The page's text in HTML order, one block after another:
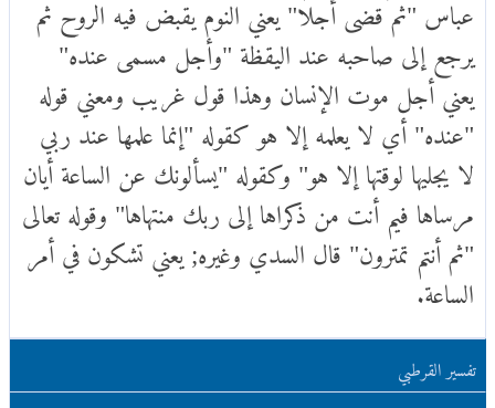
يرجع إلى صاحبه عند اليقظة "وأجل مسمى عنده"
يعني أجل موت الإنسان وهذا قول غريب ومعني قوله
"عنده" أي لا يعلمه إلا هو كقوله "إنما علمها عند ربي
لا يجليها لوقتها إلا هو" وكقوله "يسألونك عن الساعة أيان
مرساها فيم أنت من ذكراها إلى ربك منتهاها" وقوله تعالى
"ثم أنتم تمترون" قال السدي وغيره; يعني تشكون في أمر
الساعة.
تفسير القرطبي